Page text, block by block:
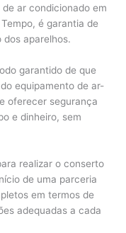
ar condicionado em
é garantia de
aparelhos.
garantido de que
equipamento de ar-
oferecer segurança
e dinheiro, sem
realizar o conserto
de uma parceria
em termos de
adequadas a cada